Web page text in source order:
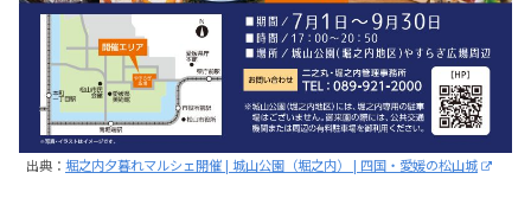
出典： 堀之内夕暮れマルシェ開催 | 城山公園（堀之内） | 四国・愛媛の松山城